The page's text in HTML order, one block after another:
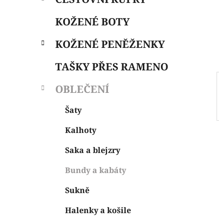
p
l
KOŽENÉ BOTY
KOŽENÉ PENĚŽENKY
TAŠKY PŘES RAMENO
OBLEČENÍ
Šaty
Kalhoty
Saka a blejzry
Bundy a kabáty
Sukně
Halenky a košile